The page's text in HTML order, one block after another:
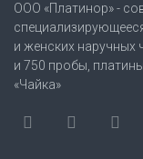
ООО «Платинор» -
и женских наручных
и 750 пробы,
«Чайка»